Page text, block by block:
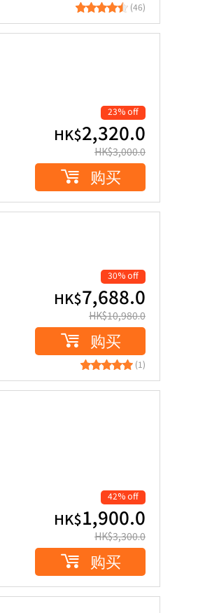
(46)
23% off
HK$2,320.0
HK$3,000.0
购买
30% off
HK$7,688.0
HK$10,980.0
购买
(1)
42% off
HK$1,900.0
HK$3,300.0
购买